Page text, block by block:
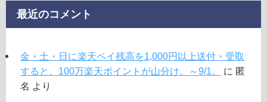
最近のコメント
金・土・日に楽天ペイ残高を1,000円以上送付・受取
すると、100万楽天ポイントが山分け。～9/1。
に 匿
名 より